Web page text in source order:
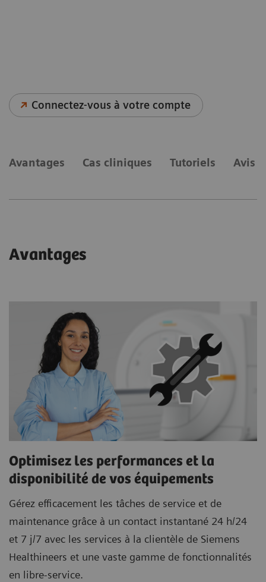
Connectez-vous à votre compte
Avantages Cas cliniques Tutoriels Avis
Avantages
Optimisez les performances et la
disponibilité de vos équipements
Gérez efficacement les tâches de service et de
maintenance grâce à un contact instantané 24 h/24
et 7 j/7 avec les services à la clientèle de Siemens
Healthineers et une vaste gamme de fonctionnalités
en libre-service.